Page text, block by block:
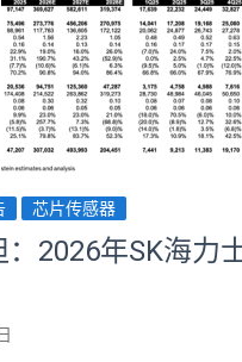
芯片传感器
：2026年SK海力